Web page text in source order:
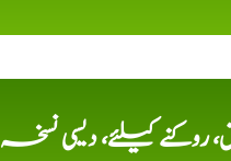
روکنے کیلئے، دیسی نسخہ